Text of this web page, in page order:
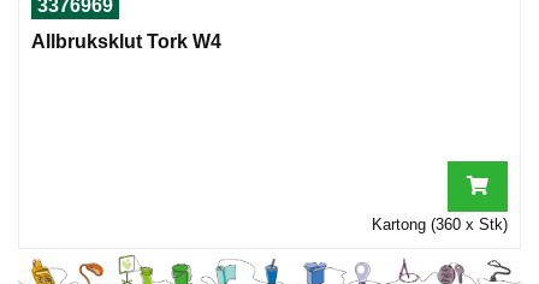
3376969
Allbruksklut Tork W4
Kartong (360 x Stk)